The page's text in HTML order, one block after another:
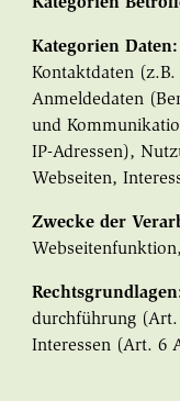
Kategorien Daten:
Kontaktdaten (z.B.
Anmeldedaten
und
IP-Adressen),
Webseiten,
Zwecke der
durchführung (Art.
Interessen (Art. 6